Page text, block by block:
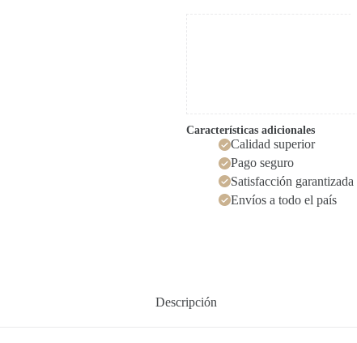
Características adicionales
Calidad superior
Pago seguro
Satisfacción garantizada
Envíos a todo el país
Descripción